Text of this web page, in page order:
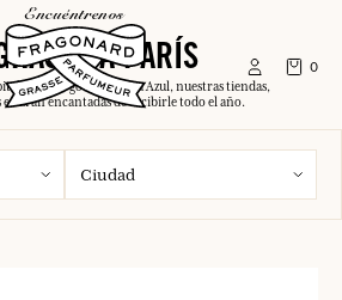
0
encuéntrenos
A PARÍS
o a lo largo de la Costa Azul, nuestras tiendas,
estarán encantadas de recibirle todo el año.
Ciudad